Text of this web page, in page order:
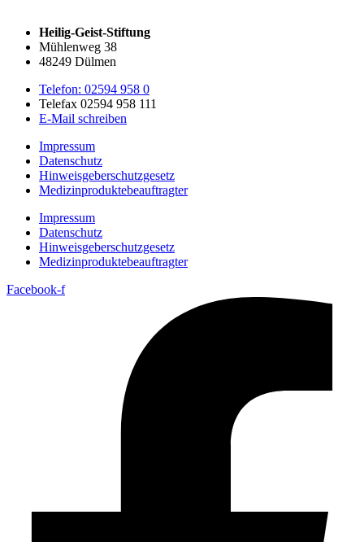
Heilig-Geist-Stiftung
Mühlenweg 38
48249 Dülmen
Telefon: 02594 958 0
Telefax 02594 958 111
E-Mail schreiben
Impressum
Datenschutz
Hinweisgeberschutzgesetz
Medizin­produkte­beauftragter
Impressum
Datenschutz
Hinweisgeberschutzgesetz
Medizin­produkte­beauftragter
Facebook-f